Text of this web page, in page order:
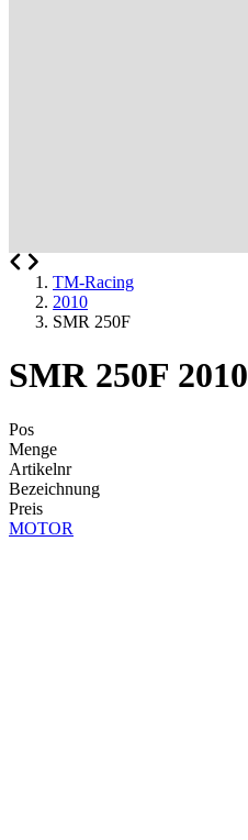
TM-Racing
2010
SMR 250F
SMR 250F 2010
Pos
Menge
Artikelnr
Bezeichnung
Preis
MOTOR